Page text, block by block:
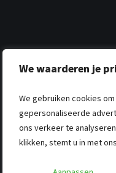
We waarderen je
We gebruiken cookies
gepersonaliseerde
ons verkeer te
klikken, stemt u in met